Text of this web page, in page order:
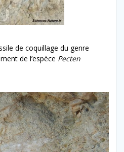
de coquillage du genre
de l’espèce Pecten